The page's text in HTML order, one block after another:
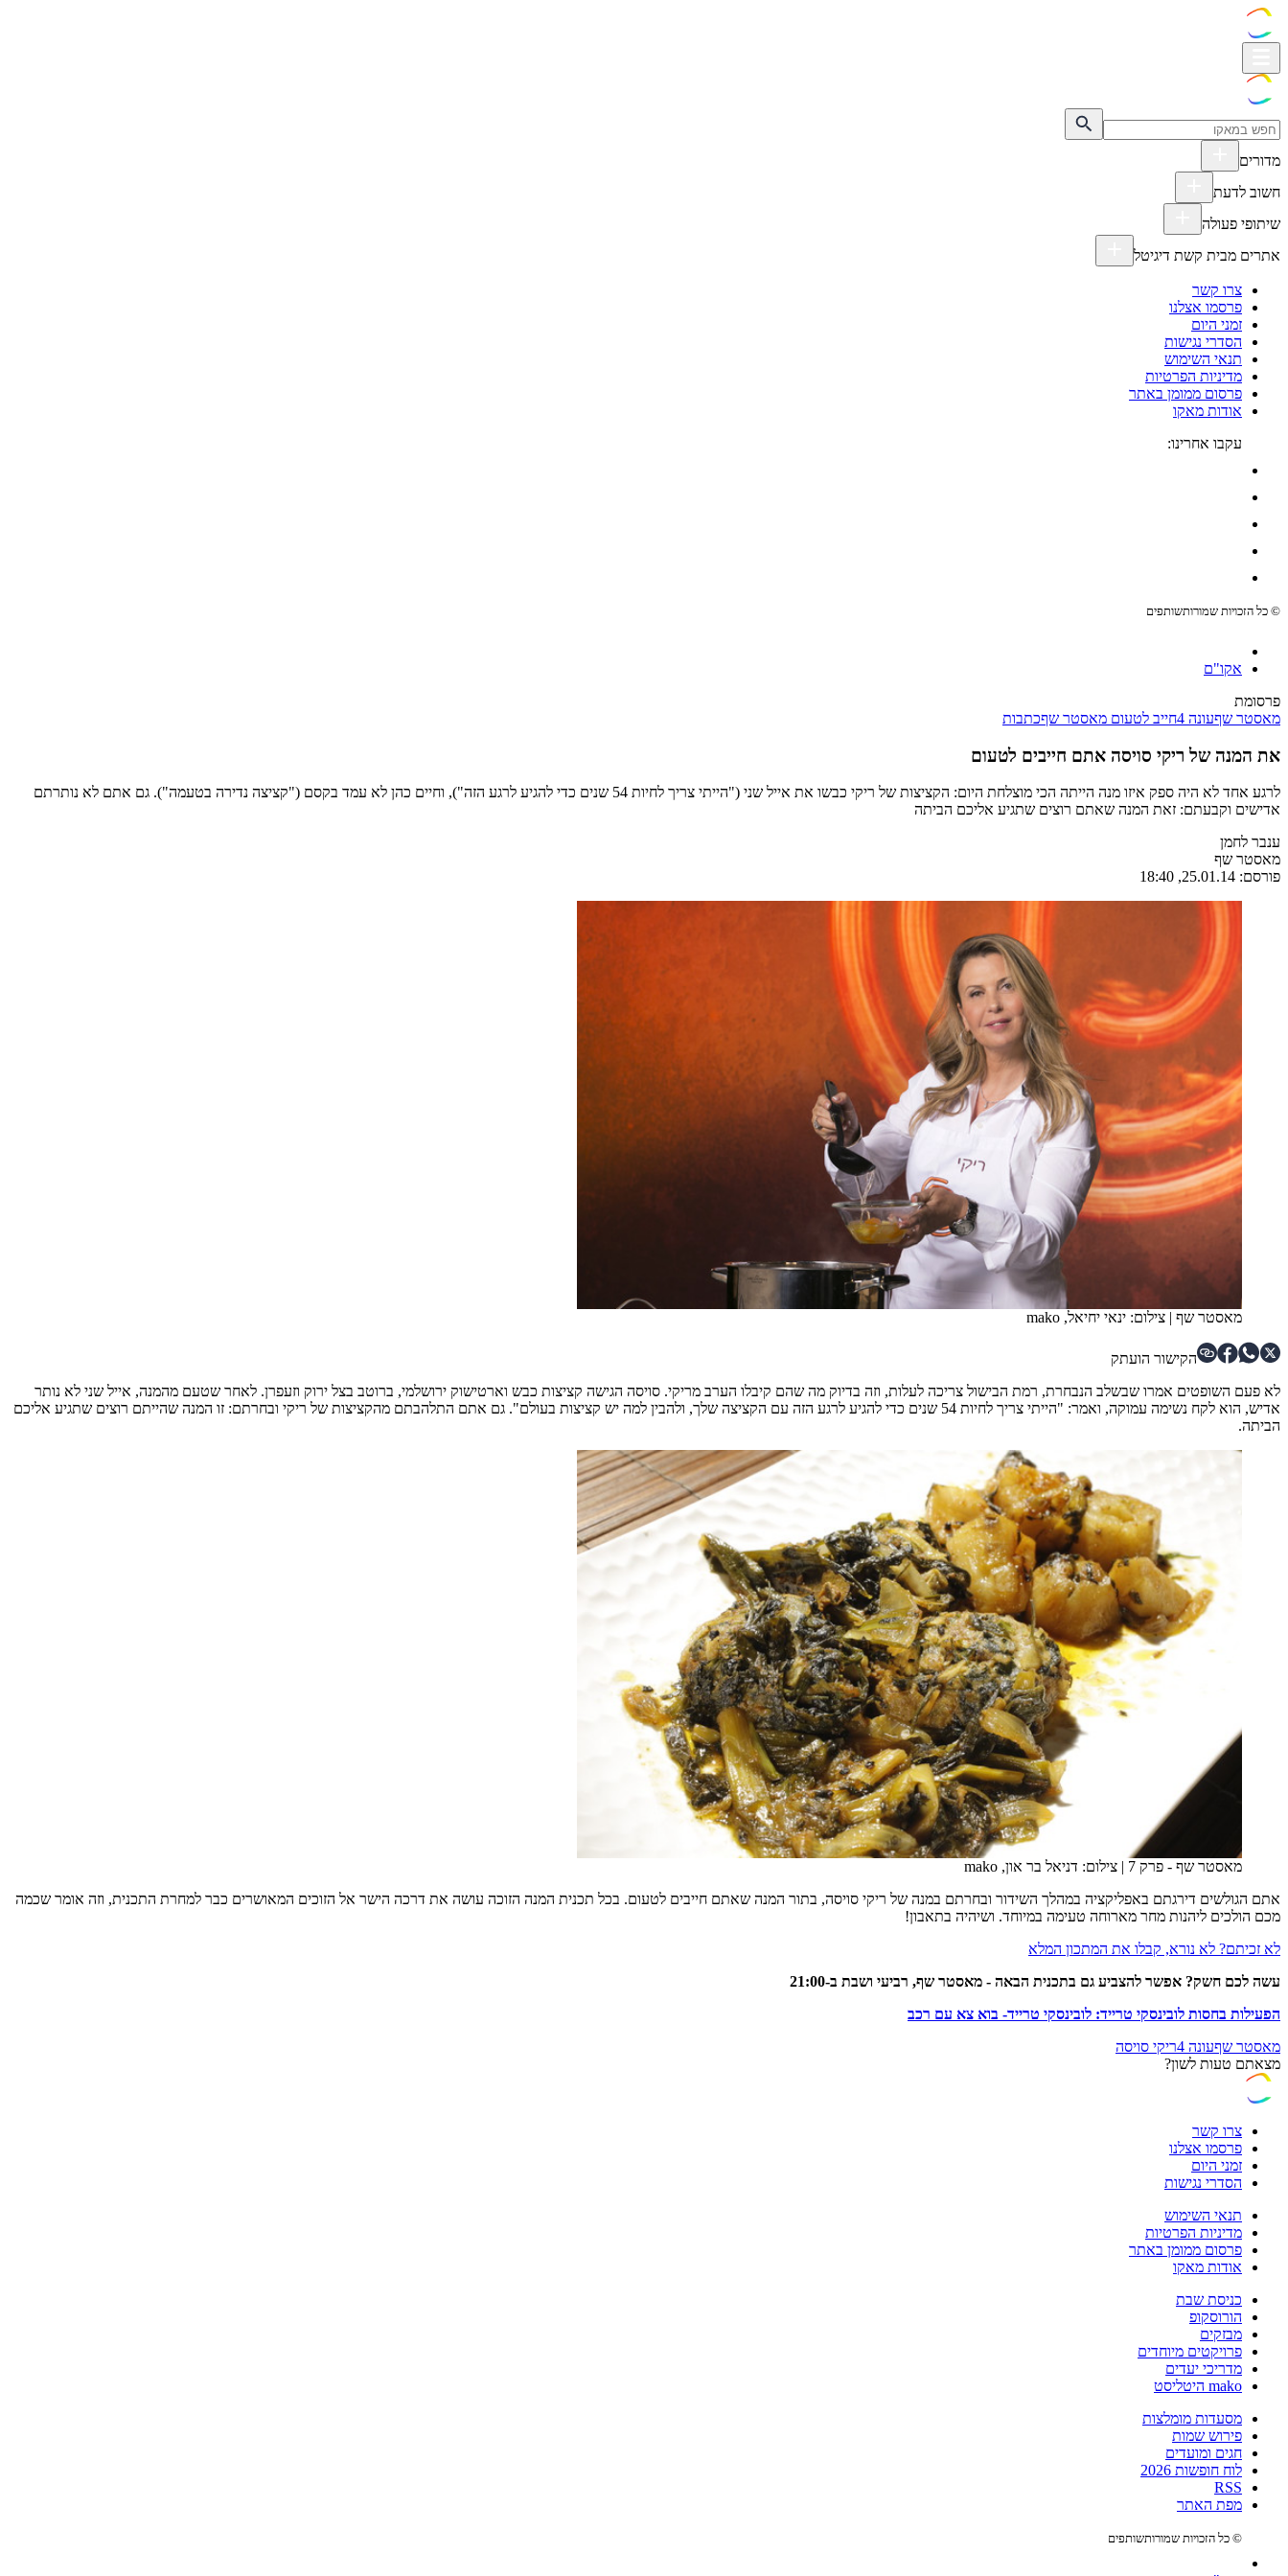
מדורים
חשוב לדעת
שיתופי פעולה
אתרים מבית קשת דיגיטל
צרו קשר
פרסמו אצלנו
זמני היום
הסדרי נגישות
תנאי השימוש
מדיניות הפרטיות
פרסום ממומן באתר
אודות מאקו
עקבו אחרינו:
© כל הזכויות שמורותשותפים
אקו"ם
פרסומת
מאסטר שףעונה 4 חייב לטעום מאסטר שףכתבות
את המנה של ריקי סויסה אתם חייבים לטעום
לרגע אחד לא היה ספק איזו מנה הייתה הכי מוצלחת היום: הקציצות של ריקי כבשו את אייל שני ("הייתי צריך לחיות 54 שנים כדי להגיע לרגע הזה"), וחיים כהן לא עמד בקסם ("קציצה נדירה בטעמה"). גם אתם לא נותרתם
אדישים וקבעתם: זאת המנה שאתם רוצים שתגיע אליכם הביתה
ענבר לחמן
מאסטר שף
פורסם: 25.01.14, 18:40
מאסטר שף | צילום: ינאי יחיאל, mako
הקישור הועתק
לא פעם השופטים אמרו שבשלב הנבחרת, רמת הבישול צריכה לעלות, וזה בדיוק מה שהם קיבלו הערב מריקי. סויסה הגישה קציצות כבש וארטישוק ירושלמי, ברוטב בצל ירוק וזעפרן. לאחר שטעם מהמנה, אייל שני לא נותר
אדיש, הוא לקח נשימה עמוקה, ואמר: "הייתי צריך לחיות 54 שנים כדי להגיע לרגע הזה עם הקציצה שלך, ולהבין למה יש קציצות בעולם". גם אתם התלהבתם מהקציצות של ריקי ובחרתם: זו המנה שהייתם רוצים שתגיע אליכם
הביתה.
מאסטר שף - פרק 7 | צילום: דניאל בר און, mako
אתם הגולשים דירגתם באפליקציה במהלך השידור ובחרתם במנה של ריקי סויסה, בתור המנה שאתם חייבים לטעום. בכל תכנית המנה הזוכה עושה את דרכה הישר אל הזוכים המאושרים כבר למחרת התכנית, וזה אומר שכמה
מכם הולכים ליהנות מחר מארוחה טעימה במיוחד. ושיהיה בתאבון!
לא זכיתם? לא נורא, קבלו את המתכון המלא
עשה לכם חשק? אפשר להצביע גם בתכנית הבאה - מאסטר שף, רביעי ושבת ב-21:00
הפעילות בחסות לובינסקי טרייד: לובינסקי טרייד- בוא צא עם רכב
מאסטר שףעונה 4
ריקי סויסה
מצאתם טעות לשון?
צרו קשר
פרסמו אצלנו
זמני היום
הסדרי נגישות
תנאי השימוש
מדיניות הפרטיות
פרסום ממומן באתר
אודות מאקו
כניסת שבת
הורוסקופ
מבזקים
פרויקטים מיוחדים
מדריכי יעדים
mako היטליסט
מסעדות מומלצות
פירוש שמות
חגים ומועדים
לוח חופשות 2026
RSS
מפת האתר
© כל הזכויות שמורותשותפים